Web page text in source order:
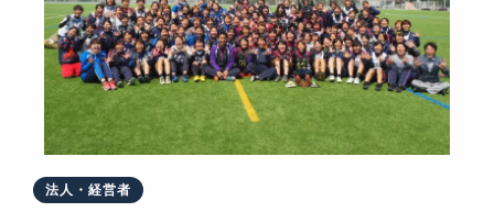
法人・経営者